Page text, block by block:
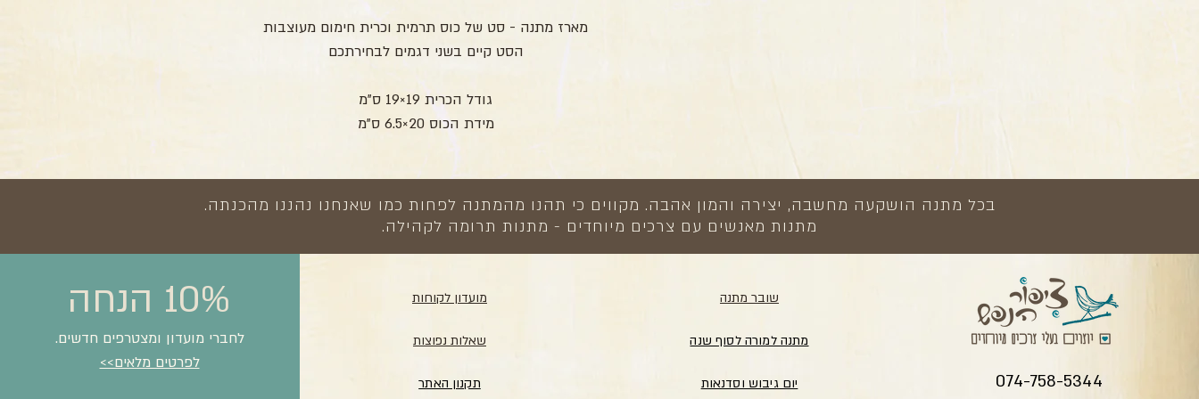
מארז מתנה - סט של כוס תרמית וכרית חימום מעוצבות
הסט קיים בשני דגמים לבחירתכם
גודל הכרית 19×19 ס"מ
מידת הכוס 20×6.5 ס"מ
בכל מתנה הושקעה מחשבה, יצירה והמון אהבה. מקווים כי תהנו מהמתנה לפחות כמו שאנחנו נהננו מהכנתה.
מתנות מאנשים עם צרכים מיוחדים - מתנות תרומה לקהילה.
10% הנחה
לחברי מועדון ומצטרפים חדשים.
לפרטים מלאים>>
מועדון לקוחות
שאלות נפוצות
תקנון האתר
שובר מתנה
מתנה למורה לסוף שנה
יום גיבוש וסדנאות 074-758-5344